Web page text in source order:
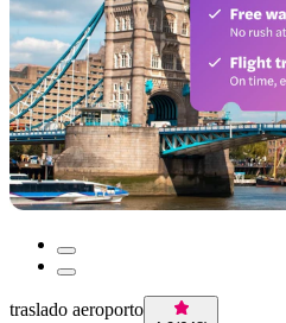
traslado aeroporto